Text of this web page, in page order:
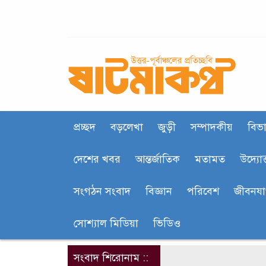
প্রচ্ছদ বড়লেখা জুড়ী সম্পাদকীয়
দেশের খবর আন্তর্জাতিক মতামত
সংগঠন সংবাদ বিজ্ঞান পরিবেশ
সোশ্যাল মিডিয়া ভিডিও
সংবাদ শিরোনাম ::